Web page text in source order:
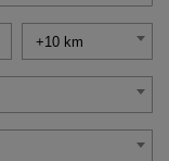
+10 km